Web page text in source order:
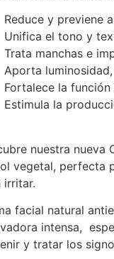
Reduce y previene
Unifica el tono y
Trata manchas e
Aporta
Fortalece la
Estimula la
nuestra nueva
vegetal, perfecta
irritar.
facial natural
intensa,
y tratar los